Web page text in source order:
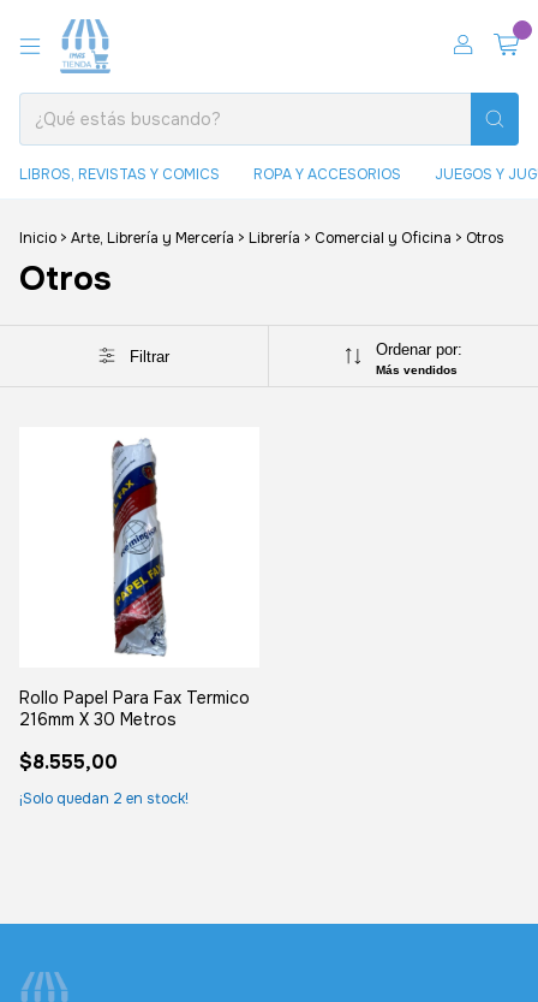
LIBROS, REVISTAS Y COMICS ROPA Y ACCESORIOS JUEGOS Y
Inicio > Arte, Librería y Mercería > Librería > Comercial y Oficina > Otros
Otros
Filtrar Ordenar por:
Más vendidos
Rollo Papel Para Fax Termico
216mm X 30 Metros
$8.555,00
¡Solo quedan 2 en stock!